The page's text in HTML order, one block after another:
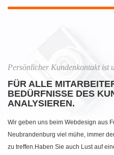
Persönlicher Kundenkontakt ist
FÜR ALLE
BEDÜRFNISSE DES
ANALYSIEREN.
Wir geben uns beim Webdesign aus
Neubrandenburg viel mühe, immer
zu treffen.Haben Sie auch Lust auf